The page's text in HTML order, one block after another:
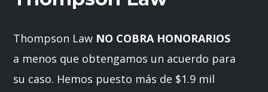
Thompson Law NO COBRA HONORARIOS
a menos que obtengamos un acuerdo para
su caso. Hemos puesto más de $1.9 mil